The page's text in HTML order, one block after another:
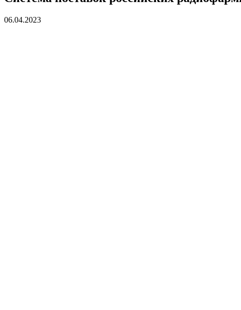
06.04.2023